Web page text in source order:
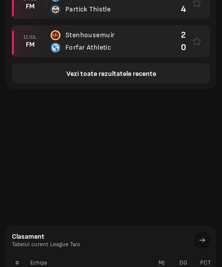
FM
Partick Thistle
4
11 IUL.
FM
Stenhousemuir
Forfar Athletic
2
0
Vezi toate rezultatele recente
Clasament
Tabelul curent League Two
# Echipa MJ DG PCT